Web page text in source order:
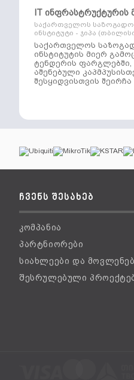
IT ინფრასტრუქტურის
საქართველოს
ინსტიტუტი - ჯიპა
საქართველოს
ინსტიტუტის მიერ
ტენდერის
აშენებული
შესყიდვისთვის
ჩვენს შესახებ
კომპანია
პარტნიორები
სიახლეები და
შესრულებული